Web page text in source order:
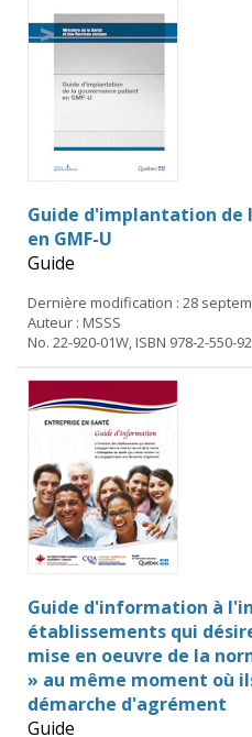
Guide d'implantation de
en GMF-U
Guide
Dernière modification : 28
Auteur : MSSS
No. 22-920-01W, ISBN 978-2-550-
Guide d'information à
établissements qui
mise en oeuvre de la
» au même moment où
démarche d'agrément
Guide